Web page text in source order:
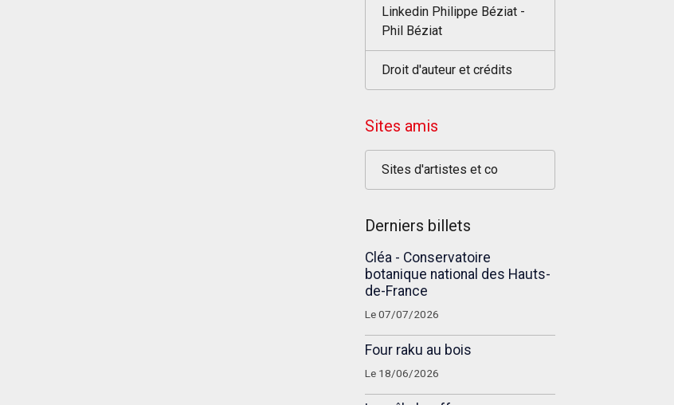
Linkedin Philippe Béziat -
Phil Béziat
Droit d'auteur et crédits
Sites amis
Sites d'artistes et co
Derniers billets
Cléa - Conservatoire
botanique national des Hauts-
de-France
Le 07/07/2026
Four raku au bois
Le 18/06/2026